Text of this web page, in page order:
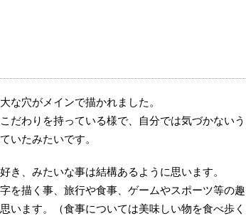
な穴がメインで描かれました。
だわりを持っている様で、自分では気づかないう
いたみたいです。
き、みたいな事は結構あるように思います。
を描く事、旅行や食事、ゲームやスポーツ等の趣
います。（食事については美味しい物を食べ歩く